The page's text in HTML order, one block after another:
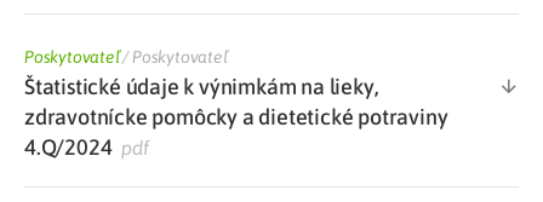
Poskytovateľ/Poskytovateľ
Štatistické údaje k výnimkám na lieky,
zdravotnícke pomôcky a dietetické potraviny
4.Q/2024pdf